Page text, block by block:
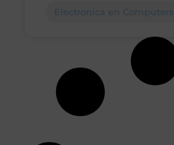
Electronica en Computers